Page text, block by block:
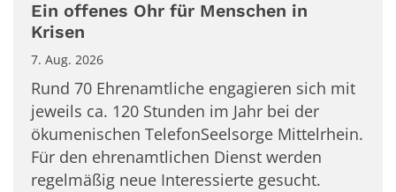
Ein offenes Ohr für Menschen in
Krisen
7. Aug. 2026
Rund 70 Ehrenamtliche engagieren sich mit
jeweils ca. 120 Stunden im Jahr bei der
ökumenischen TelefonSeelsorge Mittelrhein.
Für den ehrenamtlichen Dienst werden
regelmäßig neue Interessierte gesucht.